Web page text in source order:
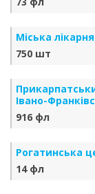
Міська
750 шт
Івано-
916 фл
Рогатинська
14 фл